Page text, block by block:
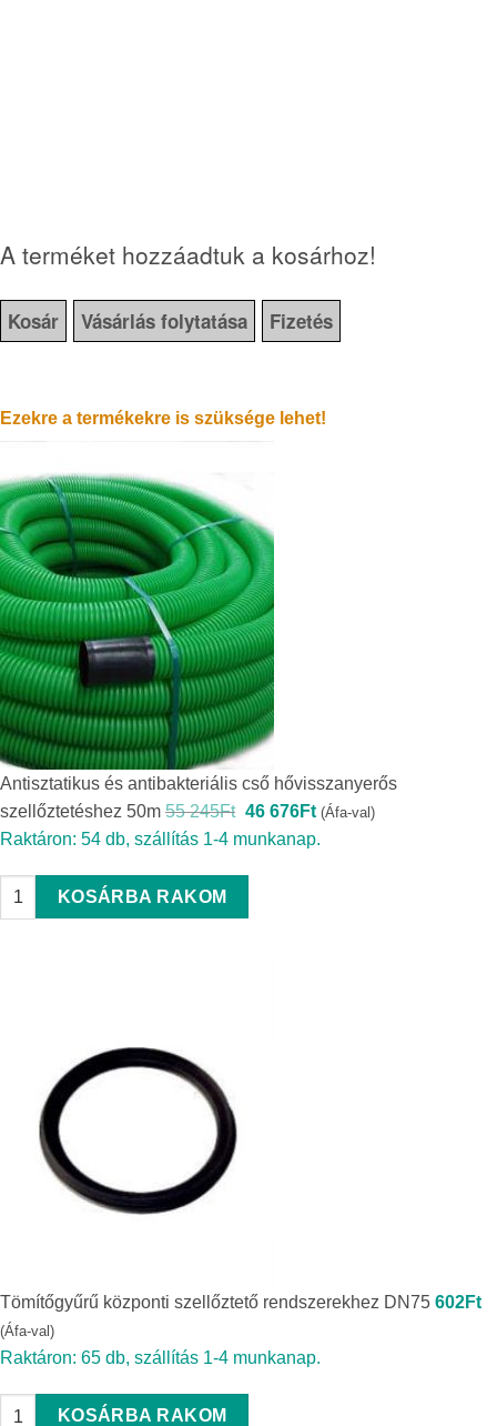
A terméket hozzáadtuk a kosárhoz!
Kosár Vásárlás folytatása Fizetés
Ezekre a termékekre is szüksége lehet!
Antisztatikus és antibakteriális cső hővisszanyerős
szellőztetéshez 50m 55 245Ft
Original
price
was:
245Ft.
46 676FtCurrent
price
is:
(Áfa-val)
Raktáron: 54 db, szállítás 1-4 munkanap.
Antisztatikus és antibakteriális cső hővisszanyerős
KOSÁRBA RAKOM
Tömítőgyűrű központi szellőztető rendszerekhez DN75 602Ft
(Áfa-val)
Raktáron: 65 db, szállítás 1-4 munkanap.
Tömítőgyűrű központi szellőztető rendszerekhez DN75 quantity
KOSÁRBA RAKOM